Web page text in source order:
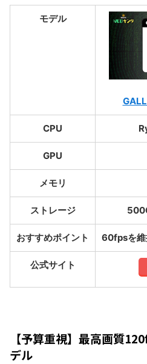
モデル
CPU
GPU
メモリ
ストレージ
おすすめポイント 60fpsを維
公式サイト
【予算重視】最高画質
デル